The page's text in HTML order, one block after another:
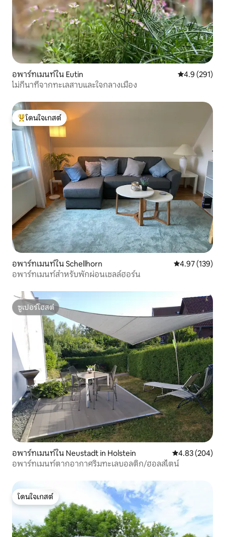
อพาร์ทเมนท์ใน Eutin คะแนนเฉลี่ย
4.9 (291)
ไม่กี่นาทีจากทะเลสาบและใจกลางเมือง
โดนใจเกสต์ที่สุด
โดนใจเกสต์
อพาร์ทเมนท์ใน Schellhorn คะแนนเฉลี่ย
4.97 (139)
อพาร์ทเมนท์สำหรับพักผ่อนเชลล์ฮอร์น
ซูเปอร์โฮสต์
ซูเปอร์โฮสต์
อพาร์ทเมนท์ใน Neustadt in Holstein คะแนนเฉลี่ย
4.83 (204)
อพาร์ทเมนท์ตากอากาศริมทะเลบอลติก/ฮอลสไตน์
โดนใจเกสต์
โดนใจเกสต์